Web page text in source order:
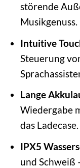
störende
Musikgenuss.
Intuitive
Steuerung
Lange
Wiedergabe
das Ladecase.
IPX5
und Schweiß